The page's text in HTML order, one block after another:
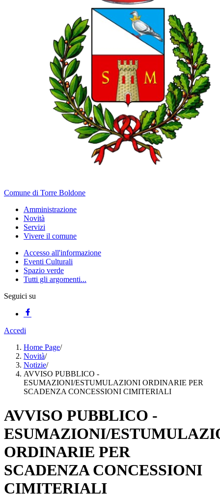
Comune di Torre Boldone
Amministrazione
Novità
Servizi
Vivere il comune
Accesso all'informazione
Eventi Culturali
Spazio verde
Tutti gli argomenti...
Seguici su
Accedi
Home Page/
Novità/
Notizie/
AVVISO PUBBLICO -
ESUMAZIONI/ESTUMULAZIONI ORDINARIE PER
SCADENZA CONCESSIONI CIMITERIALI
AVVISO PUBBLICO -
ESUMAZIONI/
ORDINARIE PER
SCADENZA CONCESSIONI
CIMITERIALI